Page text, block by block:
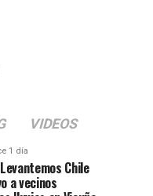
VIDEOS
1 día
Chile
a vecinos